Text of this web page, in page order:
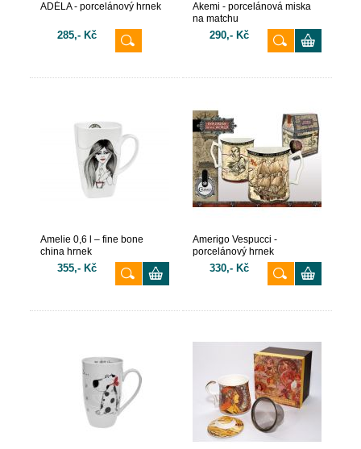
ADÉLA - porcelánový hrnek
285,- Kč
Akemi - porcelánová miska
na matchu
290,- Kč
Amelie 0,6 l – fine bone
china hrnek
355,- Kč
Amerigo Vespucci -
porcelánový hrnek
330,- Kč